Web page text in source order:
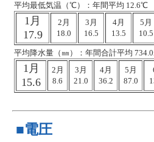
平均最低気温（℃）：年間平均 12.6℃
1月
17.9
2月
18.0
3月
16.5
4月
13.5
5月
10.5
平均降水量（㎜）：年間合計平均
1月
15.6
2月
8.6
3月
21.0
4月
36.2
5月
87.0
■電圧